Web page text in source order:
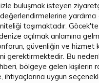
buluşmak isteyen
yardımcı
taşımaktadır.
açılmak anlamına
güvenliğin ve hizmet
gerektirmektedir. Bu
bölgeye gelen kişilerin
ihtiyaçlarına uygun